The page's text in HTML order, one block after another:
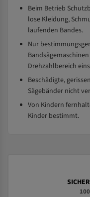
Beim Betrieb
lose Kleidung,
laufenden Bandes.
Nur
Drehzahlbereich
Beschädigte,
Sägebänder nicht
Von Kindern
Kinder bestimmt.